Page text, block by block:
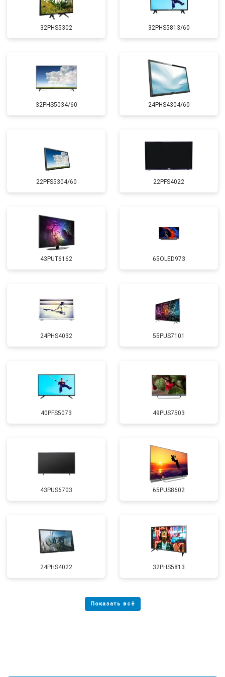
32PHS5302 32PHS5813/60
32PHS5034/60 24PHS4304/60
22PFS5304/60 22PFS4022
43PUT6162 65OLED973
24PHS4032 55PUS7101
40PFS5073 49PUS7503
43PUS6703 65PUS8602
24PHS4022 32PHS5813